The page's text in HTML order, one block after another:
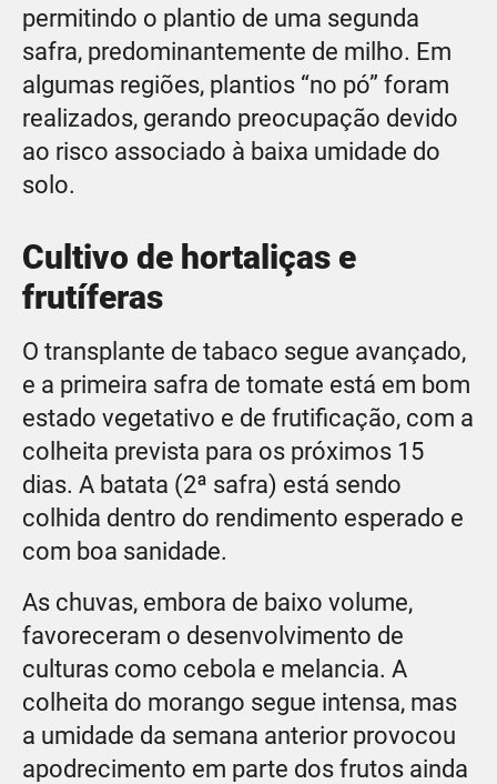
permitindo o plantio de uma segunda
safra, predominantemente de milho. Em
algumas regiões, plantios “no pó” foram
realizados, gerando preocupação devido
ao risco associado à baixa umidade do
solo.
Cultivo de hortaliças e
frutíferas
O transplante de tabaco segue avançado,
e a primeira safra de tomate está em bom
estado vegetativo e de frutificação, com a
colheita prevista para os próximos 15
dias. A batata (2ª safra) está sendo
colhida dentro do rendimento esperado e
com boa sanidade.
As chuvas, embora de baixo volume,
favoreceram o desenvolvimento de
culturas como cebola e melancia. A
colheita do morango segue intensa, mas
a umidade da semana anterior provocou
apodrecimento em parte dos frutos ainda